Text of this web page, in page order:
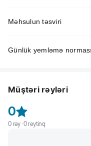
Məhsulun təsviri
mixək, omeqa-3 doymamış
yayılmış problemdir.
doymamış yağlı turşular,
azaldır, iltihabəleyhinə və
Günlük yemləmə norması
Müştəri rəyləri
0
0rəy ·0reytinq